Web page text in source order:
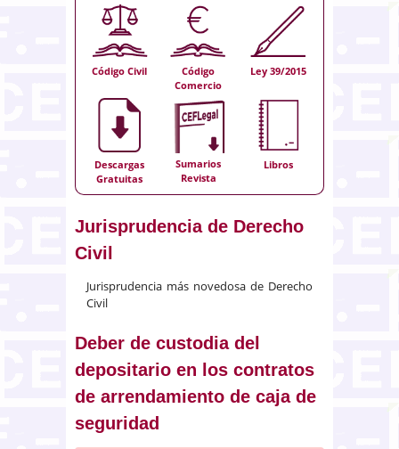
Código Civil
Código
Comercio
Ley 39/2015
Descargas
Gratuitas
Sumarios
Revista
Libros
Jurisprudencia de Derecho
Civil
Jurisprudencia más novedosa de Derecho
Civil
Deber de custodia del
depositario en los contratos
de arrendamiento de caja de
seguridad